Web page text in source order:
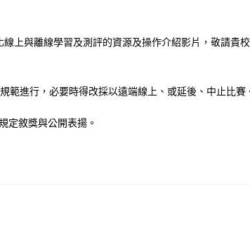
上與離線學習及測評的資源及操作介紹影片，敬請貴校
範進行，必要時得改採以遠端線上、或延後、中止比賽
定敘獎與公開表揚。